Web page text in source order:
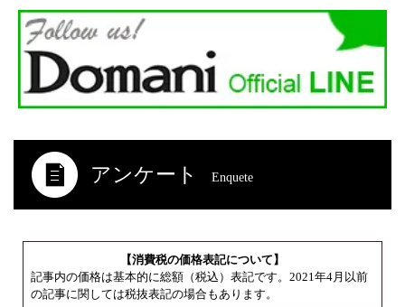
アンケート Enquete
【消費税の価格表記について】
記事内の価格は基本的に総額（税込）表記です。2021年4月以前
の記事に関しては税抜表記の場合もあります。